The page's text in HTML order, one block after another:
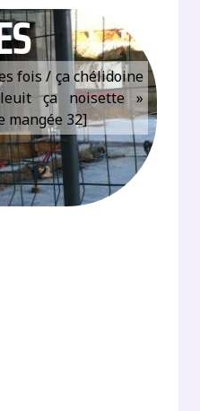
fois / ça chélidoine
ça noisette »
mangée 32]